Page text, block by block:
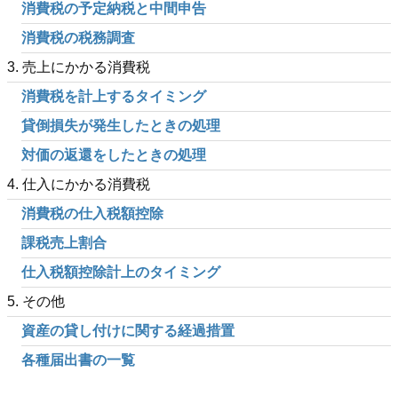
消費税の予定納税と中間申告
消費税の税務調査
3. 売上にかかる消費税
消費税を計上するタイミング
貸倒損失が発生したときの処理
対価の返還をしたときの処理
4. 仕入にかかる消費税
消費税の仕入税額控除
課税売上割合
仕入税額控除計上のタイミング
5. その他
資産の貸し付けに関する経過措置
各種届出書の一覧